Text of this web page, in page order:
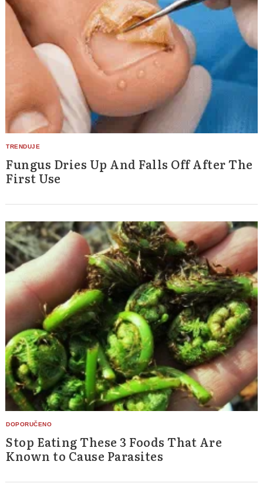
Fungus Dries Up And Falls Off After The
First Use
Stop Eating These 3 Foods That Are
Known to Cause Parasites